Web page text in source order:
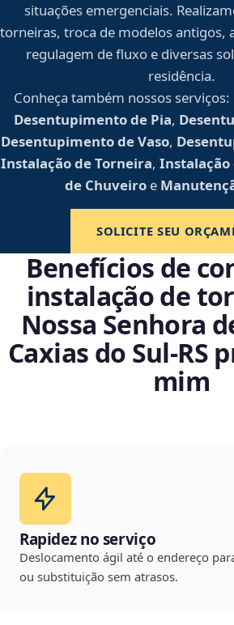
situações emergenciais.
torneiras, troca de modelos antigos,
regulagem de fluxo e diversas
residência.
Conheça também nossos serviços:
Desentupimento de Pia,
Desentupimento de Vaso,
Instalação de Torneira, Instalação
de Chuveiro e
SOLICITE SEU
Benefícios de
instalação de
Nossa Senhora
Caxias do Sul‑RS
mim
Rapidez no serviço
Deslocamento ágil até o endereço
ou substituição sem atrasos.